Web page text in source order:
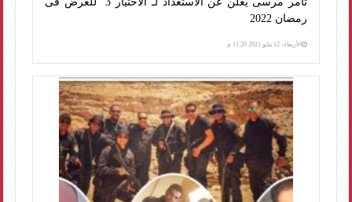
رمضان 2022
الأربعاء، 12 مايو 2021 11:20 م